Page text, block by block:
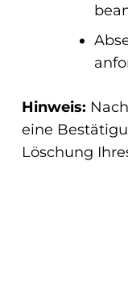
Hinweis:
eine
Löschung